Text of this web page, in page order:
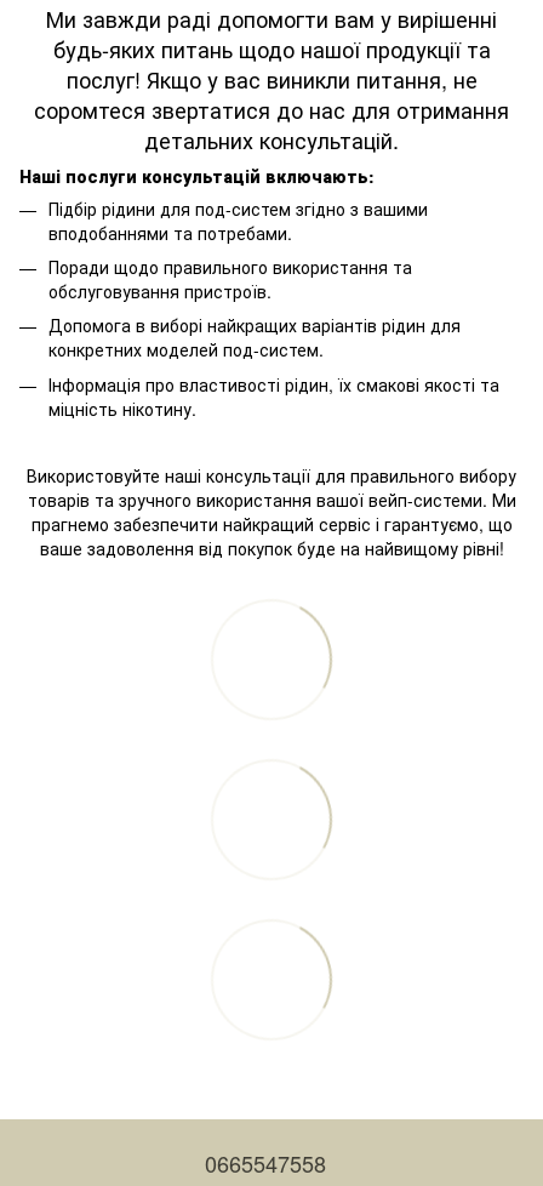
Ми завжди раді допомогти вам у вирішенні
будь-яких питань щодо нашої продукції та
послуг! Якщо у вас виникли питання, не
соромтеся звертатися до нас для отримання
детальних консультацій.
Наші послуги консультацій включають:
Підбір рідини для под-систем згідно з вашими
вподобаннями та потребами.
Поради щодо правильного використання та
обслуговування пристроїв.
Допомога в виборі найкращих варіантів рідин для
конкретних моделей под-систем.
Інформація про властивості рідин, їх смакові якості та
міцність нікотину.
Використовуйте наші консультації для правильного вибору
товарів та зручного використання вашої вейп-системи. Ми
прагнемо забезпечити найкращий сервіс і гарантуємо, що
ваше задоволення від покупок буде на найвищому рівні!
0665547558